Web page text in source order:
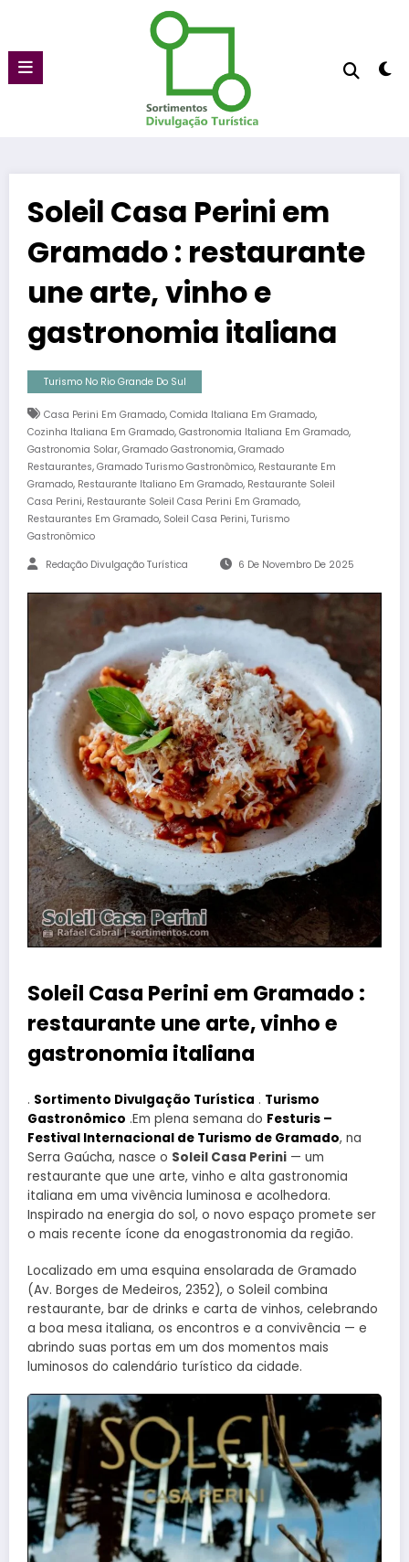
conteúdo
Soleil Casa Perini em
Gramado : restaurante
une arte, vinho e
gastronomia italiana
Turismo No Rio Grande Do Sul
Casa Perini Em Gramado, Comida Italiana Em Gramado,
Cozinha Italiana Em Gramado, Gastronomia Italiana Em Gramado,
Gastronomia Solar, Gramado Gastronomia, Gramado
Restaurantes, Gramado Turismo Gastronômico, Restaurante Em
Gramado, Restaurante Italiano Em Gramado, Restaurante Soleil
Casa Perini, Restaurante Soleil Casa Perini Em Gramado,
Restaurantes Em Gramado, Soleil Casa Perini, Turismo
Gastronômico
Redação Divulgação Turística 6 De Novembro De 2025
Soleil Casa Perini em Gramado :
restaurante une arte, vinho e
gastronomia italiana
. Sortimento Divulgação Turística . Turismo
Gastronômico .Em plena semana do Festuris –
Festival Internacional de Turismo de Gramado, na
Serra Gaúcha, nasce o Soleil Casa Perini — um
restaurante que une arte, vinho e alta gastronomia
italiana em uma vivência luminosa e acolhedora.
Inspirado na energia do sol, o novo espaço promete ser
o mais recente ícone da enogastronomia da região.
Localizado em uma esquina ensolarada de Gramado
(Av. Borges de Medeiros, 2352), o Soleil combina
restaurante, bar de drinks e carta de vinhos, celebrando
a boa mesa italiana, os encontros e a convivência — e
abrindo suas portas em um dos momentos mais
luminosos do calendário turístico da cidade.